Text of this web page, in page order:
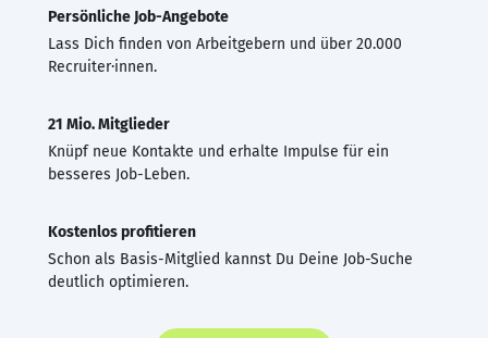
Persönliche Job-Angebote
Lass Dich finden von Arbeitgebern und über 20.000
Recruiter·innen.
21 Mio. Mitglieder
Knüpf neue Kontakte und erhalte Impulse für ein
besseres Job-Leben.
Kostenlos profitieren
Schon als Basis-Mitglied kannst Du Deine Job-Suche
deutlich optimieren.